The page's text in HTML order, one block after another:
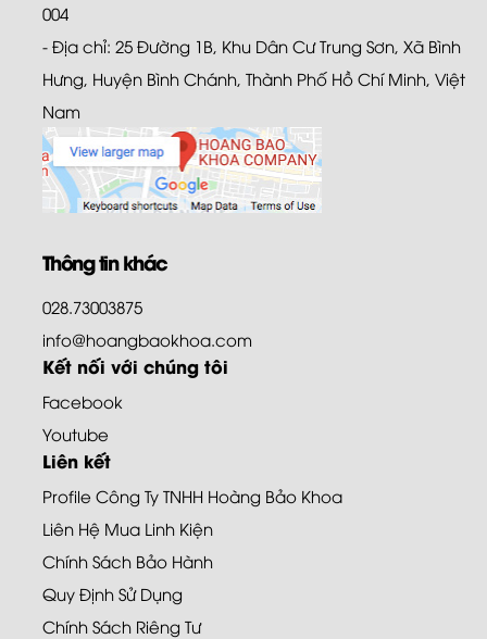
004
- Địa chỉ: 25 Đường 1B, Khu Dân Cư Trung Sơn, Xã Bình
Hưng, Huyện Bình Chánh, Thành Phố Hồ Chí Minh, Việt
Nam
Thông tin khác
028.73003875
info@hoangbaokhoa.com
Kết nối với chúng tôi
Facebook
Youtube
Liên kết
Profile Công Ty TNHH Hoàng Bảo Khoa
Liên Hệ Mua Linh Kiện
Chính Sách Bảo Hành
Quy Định Sử Dụng
Chính Sách Riêng Tư